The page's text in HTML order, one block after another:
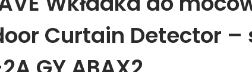
Curtain Detector –